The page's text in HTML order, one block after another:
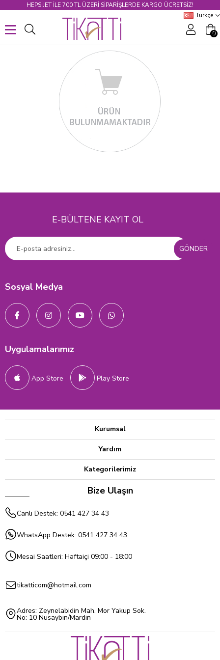
HEPSİJET ILE 700 TL ÜZERİ SİPARİŞLERDE KARGO ÜCRETSİZ!
Türkçe
0
E-BÜLTENE KAYIT OL
GÖNDER
Sosyal Medya
Uygulamalarımız
App Store Play Store
Kurumsal
Yardım
Kategorilerimiz
Bize Ulaşın
Canlı Destek: 0541 427 34 43
WhatsApp Destek: 0541 427 34 43
Mesai Saatleri: Haftaiçi 09:00 - 18:00
tikatticom@hotmail.com
Adres: Zeynelabidin Mah. Mor Yakup Sok.
No: 10 Nusaybin/Mardin